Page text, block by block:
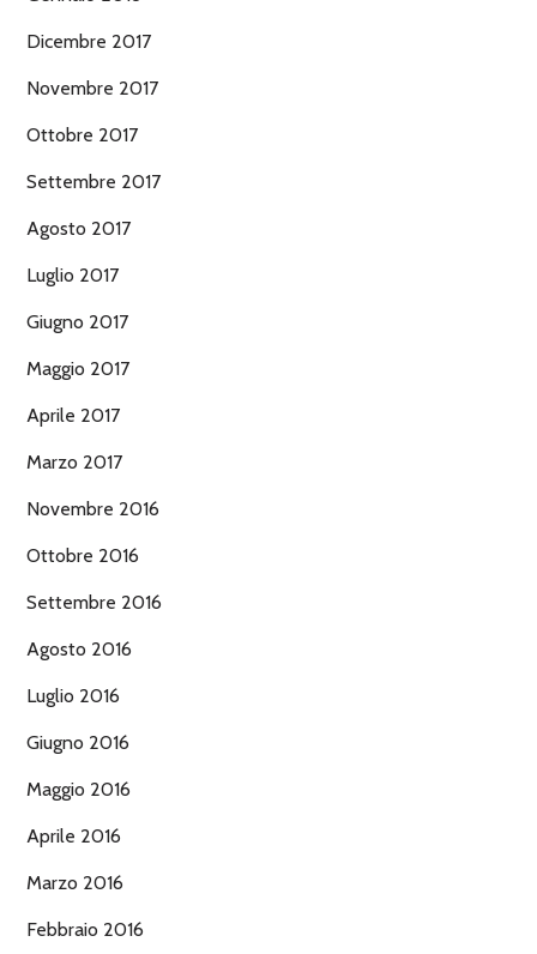
Dicembre 2017
Novembre 2017
Ottobre 2017
Settembre 2017
Agosto 2017
Luglio 2017
Giugno 2017
Maggio 2017
Aprile 2017
Marzo 2017
Novembre 2016
Ottobre 2016
Settembre 2016
Agosto 2016
Luglio 2016
Giugno 2016
Maggio 2016
Aprile 2016
Marzo 2016
Febbraio 2016